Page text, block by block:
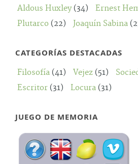
Aldous Huxley(34) Ernest
Plutarco (22) Joaquín Sabina
CATEGORÍAS DESTACADAS
Filosofía (41) Vejez (51)
Escritor (31) Locura (31)
JUEGO DE MEMORIA